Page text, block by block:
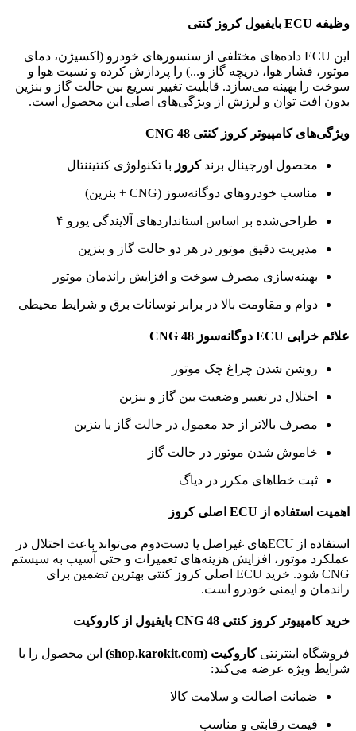
وظیفه ECU بایفیول کروز کنتی
این ECU داده‌های مختلفی از سنسورهای خودرو (اکسیژن، دمای
موتور، فشار هوا، دریچه گاز و...) را پردازش کرده و نسبت هوا و
سوخت را بهینه می‌سازد. قابلیت تغییر سریع بین حالت گاز و بنزین
بدون افت توان و لرزش از ویژگی‌های اصلی این محصول است.
ویژگی‌های کامپیوتر کروز کنتی CNG 48
محصول اورجینال برندکروز با تکنولوژی کنتیننتال
مناسب خودروهای دوگانه‌سوز (CNG + بنزین)
طراحی‌شده بر اساس استانداردهای آلایندگی یورو ۴
مدیریت دقیق موتور در هر دو حالت گاز و بنزین
بهینه‌سازی مصرف سوخت و افزایش راندمان موتور
دوام و مقاومت بالا در برابر نوسانات برق و شرایط محیطی
علائم خرابی ECU دوگانه‌سوز CNG 48
روشن شدن چراغ چک موتور
اختلال در تغییر وضعیت بین گاز و بنزین
مصرف بالاتر از حد معمول در حالت گاز یا بنزین
خاموش شدن موتور در حالت گاز
ثبت خطاهای مکرر در دیاگ
اهمیت استفاده از ECU اصلی کروز
استفاده از ECUهای غیراصل یا دست‌دوم می‌تواند باعث اختلال در
عملکرد موتور، افزایش هزینه‌های تعمیرات و حتی آسیب به سیستم
CNG شود. خرید ECU اصلی کروز کنتی بهترین تضمین برای
راندمان و ایمنی خودرو است.
خرید کامپیوتر کروز کنتی CNG 48 بایفیول از کاروکیت
فروشگاه اینترنتیکاروکیت (shop.karokit.com)
این محصول را با
شرایط ویژه عرضه می‌کند:
ضمانت اصالت و سلامت کالا
قیمت رقابتی و مناسب